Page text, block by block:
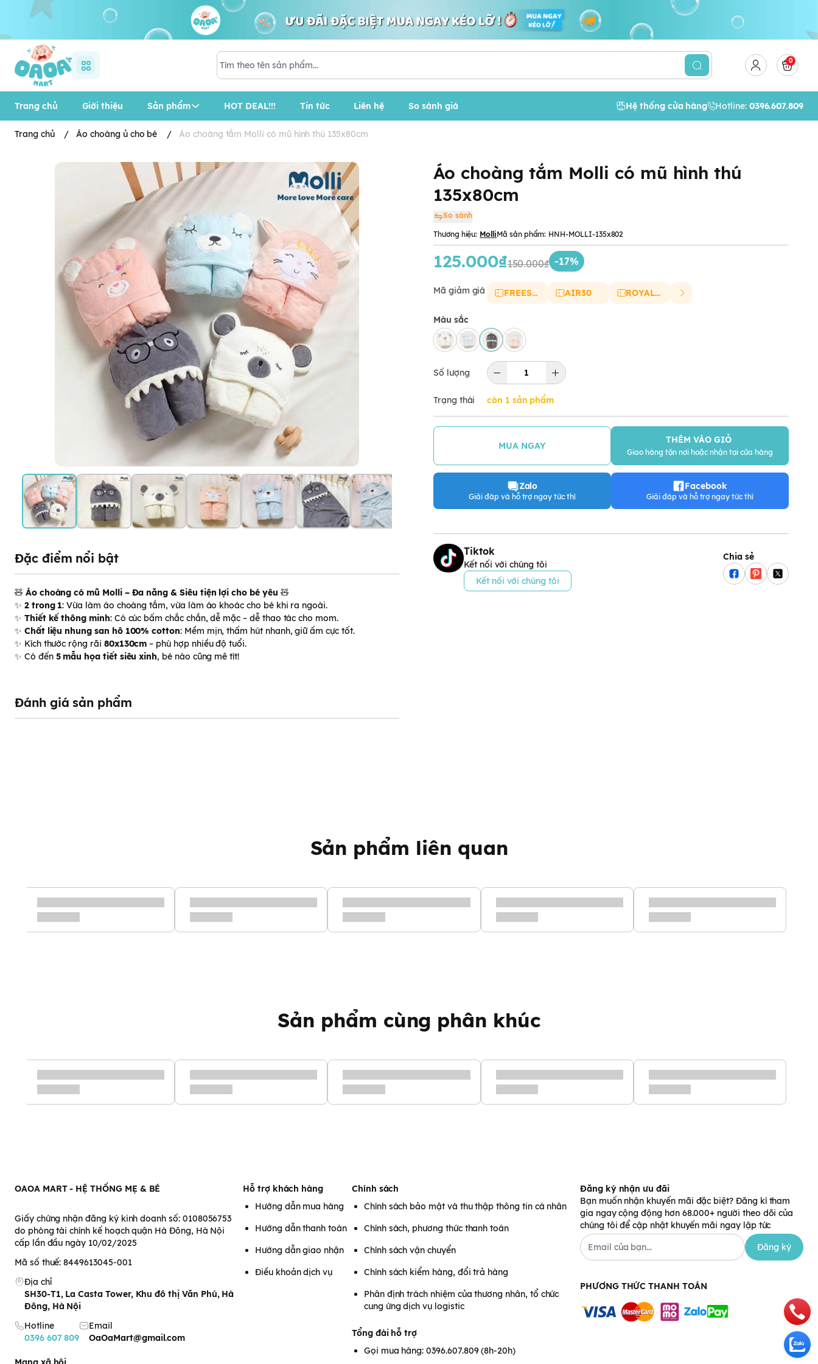
0
Trang chủ Giới thiệu Sản phẩm HOT DEAL!!! Tin tức Liên hệ So sánh giá Hệ thống cửa hàng Hotline: 0396.607.809
Trang chủ / Áo choàng ủ cho bé / Áo choàng tắm Molli có mũ hình thú 135x80cm
Áo choàng tắm Molli có mũ hình thú
135x80cm
So sánh
Thương hiệu: MolliMã sản phẩm: HNH-MOLLI-135x802
125.000₫150.000₫ -17%
Mã giảm giá FREESHIP AIR30 ROYAL20
Màu sắc
Số lượng
Trạng thái còn 1 sản phẩm
MUA NGAY
THÊM VÀO GIỎ
Giao hàng tận nơi hoặc nhận tại cửa hàng
Zalo
Giải đáp và hỗ trợ ngay tức thì
Facebook
Giải đáp và hỗ trợ ngay tức thì
Tiktok
Kết nối với chúng tôi
Kết nối với chúng tôi
Chia sẻ
Đặc điểm nổi bật
🧸 Áo choàng có mũ Molli – Đa năng & Siêu tiện lợi cho bé yêu 🧸
✨ 2 trong 1: Vừa làm áo choàng tắm, vừa làm áo khoác cho bé khi ra ngoài.
✨ Thiết kế thông minh: Có cúc bấm chắc chắn, dễ mặc – dễ thao tác cho mom.
✨ Chất liệu nhung san hô 100% cotton: Mềm mịn, thấm hút nhanh, giữ ấm cực tốt.
✨ Kích thước rộng rãi 80x130cm – phù hợp nhiều độ tuổi.
✨ Có đến 5 mẫu họa tiết siêu xinh, bé nào cũng mê tít!
Đánh giá sản phẩm
Sản phẩm liên quan
Sản phẩm cùng phân khúc
OAOA MART - HỆ THỐNG MẸ & BÉ
Giấy chứng nhận đăng ký kinh doanh số: 0108056753
do phòng tài chính kế hoạch quận Hà Đông, Hà Nội
cấp lần đầu ngày 10/02/2025
Mã số thuế: 8449613045-001
Địa chỉ
SH30-T1, La Casta Tower, Khu đô thị Văn Phú, Hà
Đông, Hà Nội
Hotline
0396 607 809
Email
OaOaMart@gmail.com
Hỗ trợ khách hàng
Hướng dẫn mua hàng
Hướng dẫn thanh toán
Hướng dẫn giao nhận
Điều khoản dịch vụ
Chính sách
Chính sách bảo mật và thu thập thông tin cá nhân
Chính sách, phương thức thanh toán
Chính sách vận chuyển
Chính sách kiểm hàng, đổi trả hàng
Phân định trách nhiệm của thương nhân, tổ chức
cung ứng dịch vụ logistic
Tổng đài hỗ trợ
Gọi mua hàng: 0396.607.809 (8h-20h)
Đăng ký nhận ưu đãi
Bạn muốn nhận khuyến mãi đặc biệt? Đăng kí tham
gia ngay cộng động hơn 68.000+ người theo dõi của
chúng tôi để cập nhật khuyến mãi ngay lập tức
Đăng ký
PHƯƠNG THỨC THANH TOÁN